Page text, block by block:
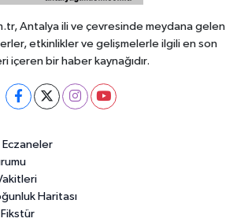
Antalya ili ve çevresinde meydana gelen
etkinlikler ve gelişmelerle ilgili en son
içeren bir haber kaynağıdır.
Haritası